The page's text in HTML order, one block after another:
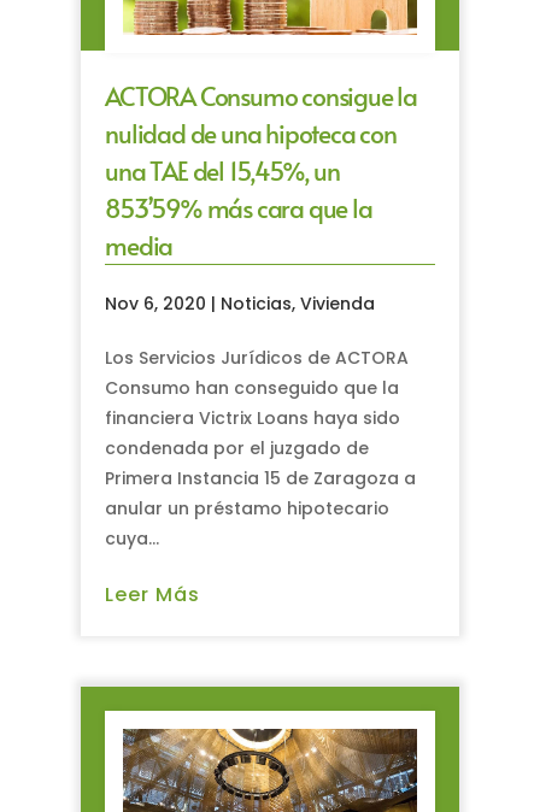
ACTORA Consumo consigue la
nulidad de una hipoteca con
una TAE del 15,45%, un
853’59% más cara que la
media
Nov 6, 2020 | Noticias,Vivienda
Los Servicios Jurídicos de ACTORA
Consumo han conseguido que la
financiera Victrix Loans haya sido
condenada por el juzgado de
Primera Instancia 15 de Zaragoza a
anular un préstamo hipotecario
cuya...
Leer Más